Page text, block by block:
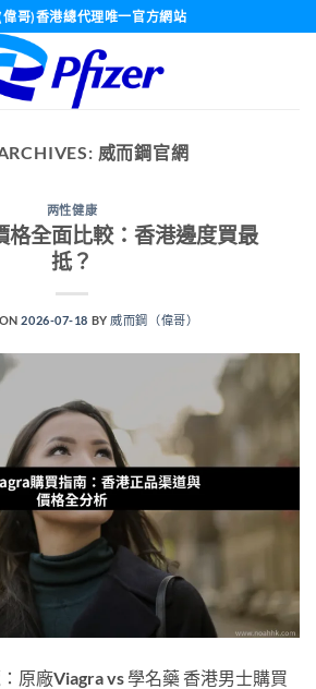
偉哥)香港總代理唯一官方網站
威而鋼官網
两性健康
格全面比較：香港邊度買最
抵？
2026-07-18 BY 威而鋼（偉哥）
原廠Viagra vs 學名藥 香港男士購買